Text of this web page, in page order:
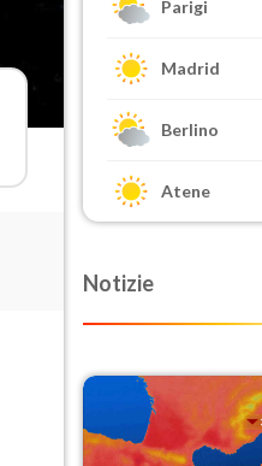
Parigi
Madrid
Berlino
Atene
Notizie